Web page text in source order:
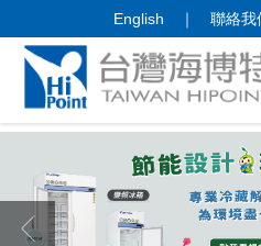
English ｜ 聯絡我